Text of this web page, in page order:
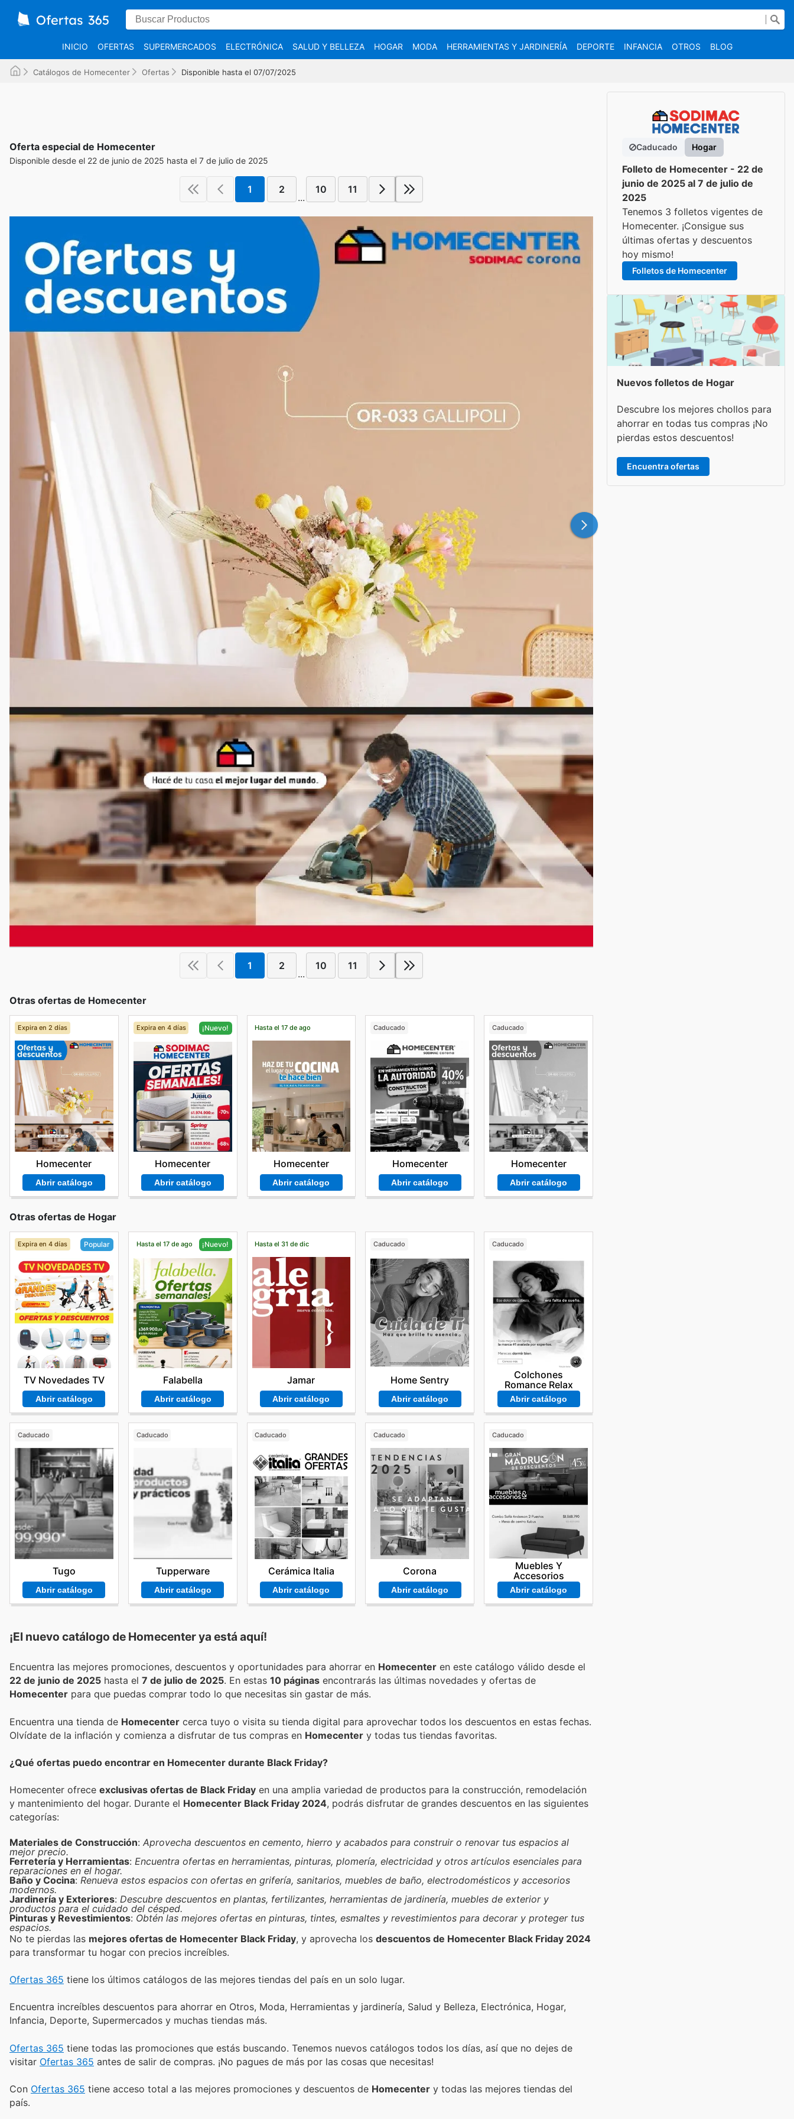
INICIO OFERTAS SUPERMERCADOS ELECTRÓNICA SALUD Y BELLEZA HOGAR MODA HERRAMIENTAS Y JARDINERÍA DEPORTE INFANCIA OTROS BLOG
Catálogos de Homecenter Ofertas Disponible hasta el 07/07/2025
Oferta especial de Homecenter
Disponible desde el 22 de junio de 2025 hasta el 7 de julio de 2025
1 2
...
10 11
1 2
...
10 11
Otras ofertas de Homecenter
Expira en 2 días
Homecenter
Abrir catálogo
Expira en 4 días ¡Nuevo!
Homecenter
Abrir catálogo
Hasta el 17 de ago
Homecenter
Abrir catálogo
Caducado
Homecenter
Abrir catálogo
Caducado
Homecenter
Abrir catálogo
Otras ofertas de Hogar
Expira en 4 días Popular
TV Novedades TV
Abrir catálogo
Hasta el 17 de ago ¡Nuevo!
Falabella
Abrir catálogo
Hasta el 31 de dic
Jamar
Abrir catálogo
Caducado
Home Sentry
Abrir catálogo
Caducado
Colchones
Romance Relax
Abrir catálogo
Caducado
Tugo
Abrir catálogo
Caducado
Tupperware
Abrir catálogo
Caducado
Cerámica Italia
Abrir catálogo
Caducado
Corona
Abrir catálogo
Caducado
Muebles Y
Accesorios
Abrir catálogo
¡El nuevo catálogo de Homecenterya está aquí!
Encuentra las mejores promociones, descuentos y oportunidades para ahorrar en Homecenter en este catálogo válido desde el
22 de junio de 2025 hasta el 7 de julio de 2025 . En estas 10 páginas encontrarás las últimas novedades y ofertas de
Homecenter para que puedas comprar todo lo que necesitas sin gastar de más.
Encuentra una tienda de Homecenter cerca tuyo o visita su tienda digital para aprovechar todos los descuentos en estas fechas.
Olvídate de la inflación y comienza a disfrutar de tus compras en Homecenter y todas tus tiendas favoritas.
¿Qué ofertas puedo encontrar en Homecenter durante Black Friday?
Homecenter ofrece exclusivas ofertas de Black Friday en una amplia variedad de productos para la construcción, remodelación
y mantenimiento del hogar. Durante el Homecenter Black Friday 2024, podrás disfrutar de grandes descuentos en las siguientes
categorías:
Materiales de Construcción: Aprovecha descuentos en cemento, hierro y acabados para construir o renovar tus espacios al
mejor precio.
Ferretería y Herramientas: Encuentra ofertas en herramientas, pinturas, plomería, electricidad y otros artículos esenciales para
reparaciones en el hogar.
Baño y Cocina: Renueva estos espacios con ofertas en grifería, sanitarios, muebles de baño, electrodomésticos y accesorios
modernos.
Jardinería y Exteriores: Descubre descuentos en plantas, fertilizantes, herramientas de jardinería, muebles de exterior y
productos para el cuidado del césped.
Pinturas y Revestimientos: Obtén las mejores ofertas en pinturas, tintes, esmaltes y revestimientos para decorar y proteger tus
espacios.
No te pierdas las mejores ofertas de Homecenter Black Friday, y aprovecha los descuentos de Homecenter Black Friday 2024
para transformar tu hogar con precios increíbles.
Ofertas 365 tiene los últimos catálogos de las mejores tiendas del país en un solo lugar.
Encuentra increíbles descuentos para ahorrar en Otros, Moda, Herramientas y jardinería, Salud y Belleza, Electrónica, Hogar,
Infancia, Deporte, Supermercados y muchas tiendas más.
Ofertas 365 tiene todas las promociones que estás buscando. Tenemos nuevos catálogos todos los días, así que no dejes de
visitar Ofertas 365 antes de salir de compras. ¡No pagues de más por las cosas que necesitas!
Con Ofertas 365 tiene acceso total a las mejores promociones y descuentos de Homecenter y todas las mejores tiendas del
país.
Caducado Hogar
Folleto de Homecenter - 22 de
junio de 2025 al 7 de julio de
2025
Tenemos 3 folletos vigentes de
Homecenter. ¡Consigue sus
últimas ofertas y descuentos
hoy mismo!
Folletos de Homecenter
Nuevos folletos de Hogar
Descubre los mejores chollos para
ahorrar en todas tus compras ¡No
pierdas estos descuentos!
Encuentra ofertas